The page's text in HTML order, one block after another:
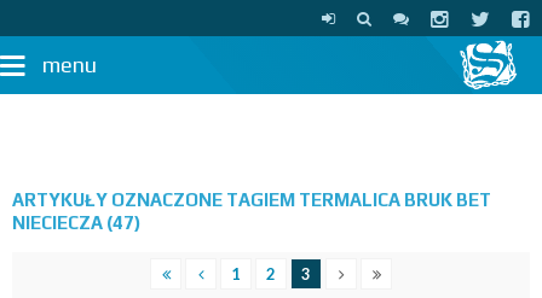
menu
ARTYKUŁY OZNACZONE TAGIEM TERMALICA BRUK BET
NIECIECZA (47)
1 2 3